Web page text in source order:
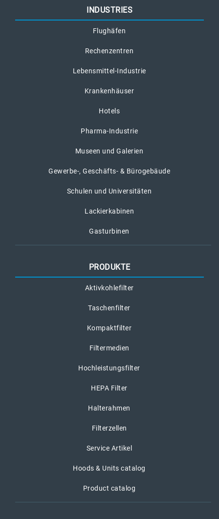
INDUSTRIES
Flughäfen
Rechenzentren
Lebensmittel-Industrie
Krankenhäuser
Hotels
Pharma-Industrie
Museen und Galerien
Gewerbe-, Geschäfts- & Bürogebäude
Schulen und Universitäten
Lackierkabinen
Gasturbinen
PRODUKTE
Aktivkohlefilter
Taschenfilter
Kompaktfilter
Filtermedien
Hochleistungsfilter
HEPA Filter
Halterahmen
Filterzellen
Service Artikel
Hoods & Units catalog
Product catalog